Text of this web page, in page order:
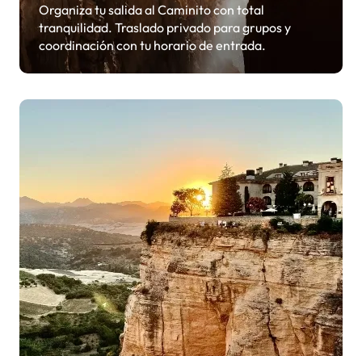
Organiza tu salida al Caminito con total
tranquilidad. Traslado privado para grupos y
coordinación con tu horario de entrada.